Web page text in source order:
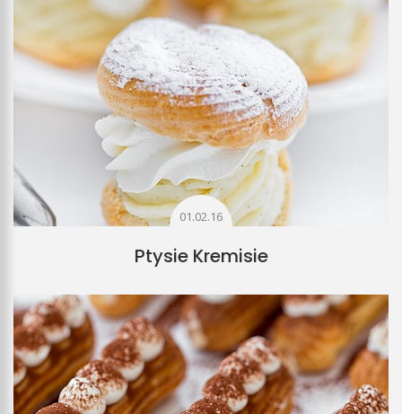
01.02.16
Ptysie Kremisie